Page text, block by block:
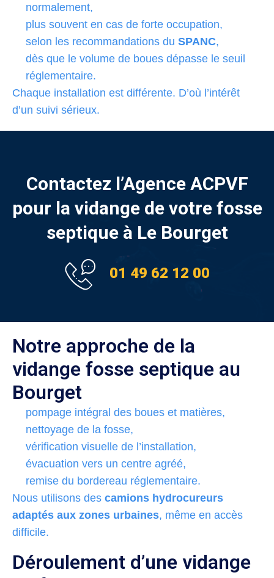
normalement,
plus souvent en cas de forte occupation,
selon les recommandations du SPANC,
dès que le volume de boues dépasse le seuil
réglementaire.
Chaque installation est différente. D’où l’intérêt
d’un suivi sérieux.
Contactez l’Agence ACPVF
pour la vidange de votre fosse
septique à Le Bourget
01 49 62 12 00
Notre approche de la
vidange fosse septique au
Bourget
pompage intégral des boues et matières,
nettoyage de la fosse,
vérification visuelle de l’installation,
évacuation vers un centre agréé,
remise du bordereau réglementaire.
Nous utilisons des camions hydrocureurs
adaptés aux zones urbaines, même en accès
difficile.
Déroulement d’une vidange